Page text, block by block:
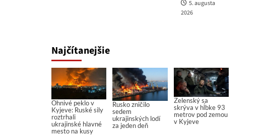
5. augusta
2026
Najčítanejšie
Ohnivé peklo v
Kyjeve: Ruské sily
roztrhali
ukrajinské hlavné
mesto na kusy
Rusko zničilo
sedem
ukrajinských lodí
za jeden deň
Zelenský sa
skrýva v hĺbke 93
metrov pod zemou
v Kyjeve